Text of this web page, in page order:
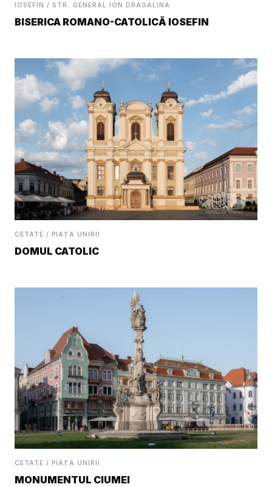
IOSEFIN / STR. GENERAL ION DRAGALINA
BISERICA ROMANO-CATOLICĂ IOSEFIN
CETATE / PIAȚA UNIRII
DOMUL CATOLIC
CETATE / PIAȚA UNIRII
MONUMENTUL CIUMEI